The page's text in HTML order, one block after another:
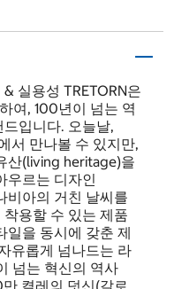
실용성 TRETORN은
여, 100년이 넘는 역
입니다. 오늘날,
서 만나볼 수 있지만,
산(living heritage)을
우르는 디자인
비아의 거친 날씨를
용할 수 있는 제품
일을 동시에 갖춘 제
유롭게 넘나드는 라
넘는 혁신의 역사